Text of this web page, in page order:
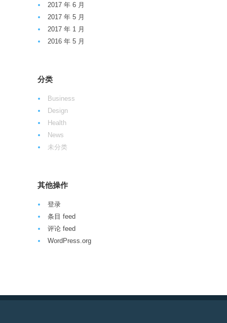
2017 年 6 月
2017 年 5 月
2017 年 1 月
2016 年 5 月
分类
Business
Design
Health
News
未分类
其他操作
登录
条目 feed
评论 feed
WordPress.org